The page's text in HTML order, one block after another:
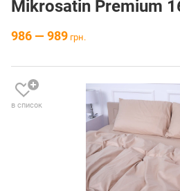
Mikrosatin Premium
986 — 989 грн.
в список